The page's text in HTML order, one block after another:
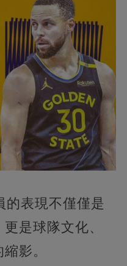
的表現不僅僅是
是球隊文化、
影。